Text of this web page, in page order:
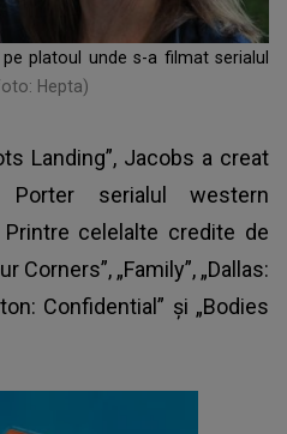
platoul unde s-a filmat serialul
Hepta)
Landing”, Jacobs a creat
serialul western
Printre celelalte credite de
Corners”, „Family”, „Dallas:
Confidential” şi „Bodies